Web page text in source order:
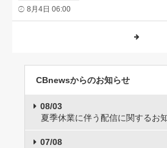
8月4日 06:00
CBnewsからのお知らせ
08/03
夏季休業に伴う配信に関するお
07/08